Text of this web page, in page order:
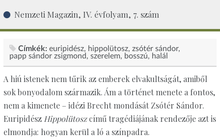
Nemzeti Magazin, IV. évfolyam, 7. szám
Címkék: euripidész hippolütosz zsótér sándor
papp sándor zsigmond
szerelem, bosszú, halál
A hiú istenek nem tűrik az emberek elvakultságát, amiből
sok bonyodalom származik. Ám a történet menete a fontos,
nem a kimenete – idézi Brecht mondását Zsótér Sándor.
Euripidész Hippolütoszcímű tragédiájának rendezője azt is
elmondja: hogyan kerül a ló a színpadra.